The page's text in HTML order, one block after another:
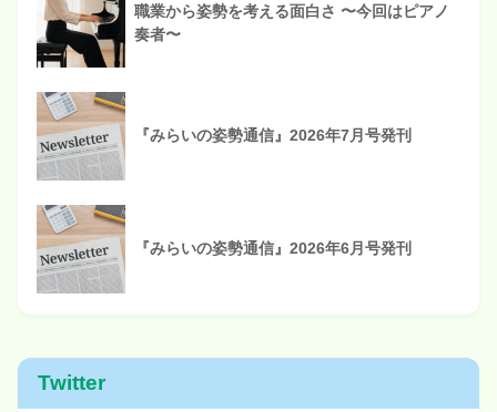
職業から姿勢を考える面白さ 〜今回はピアノ
奏者〜
『みらいの姿勢通信』2026年7月号発刊
『みらいの姿勢通信』2026年6月号発刊
Twitter